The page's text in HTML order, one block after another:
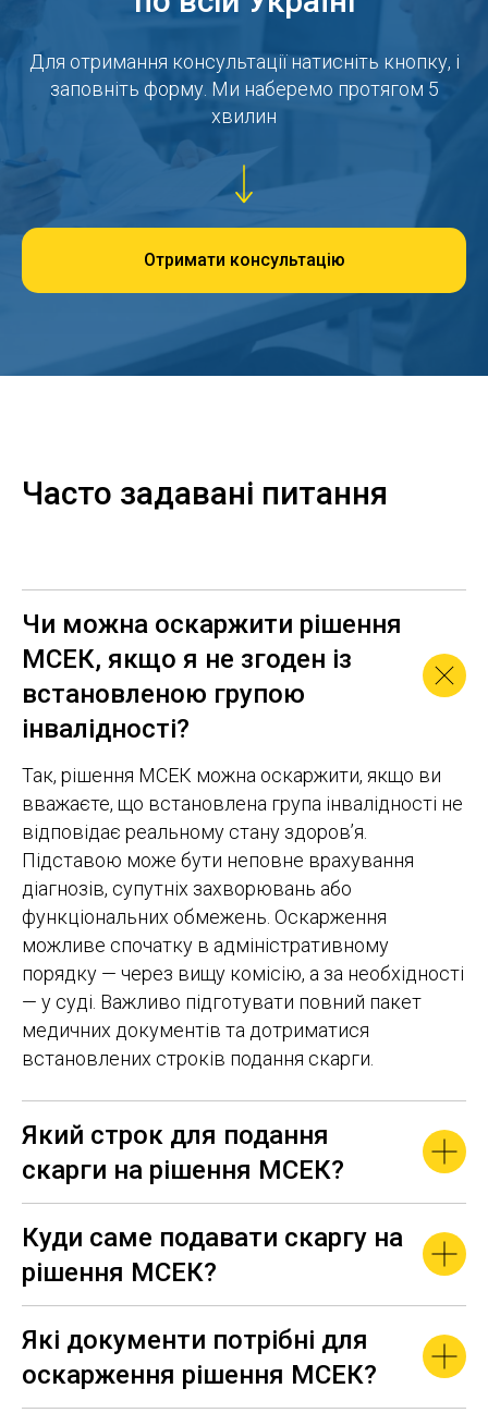
Для отримання консультації натисніть кнопку, і
заповніть форму. Ми наберемо протягом 5
хвилин
Отримати консультацію
Часто задавані питання
Чи можна оскаржити рішення
МСЕК, якщо я не згоден із
встановленою групою
інвалідності?
Так, рішення МСЕК можна оскаржити, якщо ви
вважаєте, що встановлена група інвалідності не
відповідає реальному стану здоров’я.
Підставою може бути неповне врахування
діагнозів, супутніх захворювань або
функціональних обмежень. Оскарження
можливе спочатку в адміністративному
порядку — через вищу комісію, а за необхідності
— у суді. Важливо підготувати повний пакет
медичних документів та дотриматися
встановлених строків подання скарги.
Який строк для подання
скарги на рішення МСЕК?
Куди саме подавати скаргу на
рішення МСЕК?
Які документи потрібні для
оскарження рішення МСЕК?